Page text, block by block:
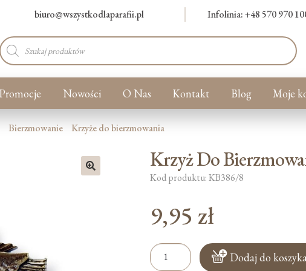
biuro@wszystkodlaparafii.pl Infolinia: +48 570 970
Wyszukiwarka
produktów
Promocje Nowości O Nas Kontakt Blog Moje
Bierzmowanie Krzyże do bierzmowania
Krzyż Do
Kod produktu: KB386/8
9,95 zł
ilość
Krzyż
Dodaj do